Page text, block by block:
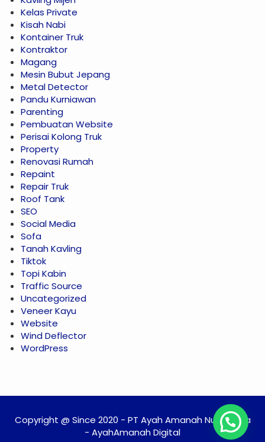
Kelas Private
Kisah Nabi
Kontainer Truk
Kontraktor
Magang
Mesin Bubut Jepang
Metal Detector
Pandu Kurniawan
Parenting
Pembuatan Website
Perisai Kolong Truk
Property
Renovasi Rumah
Repaint
Repair Truk
Roof Tank
SEO
Social Media
Sofa
Tanah Kavling
Tiktok
Topi Kabin
Traffic Source
Uncategorized
Veneer Kayu
Website
Wind Deflector
WordPress
Copyright @ Since 2020 - PT Ayah Amanah Nusantara
- AyahAmanah Digital